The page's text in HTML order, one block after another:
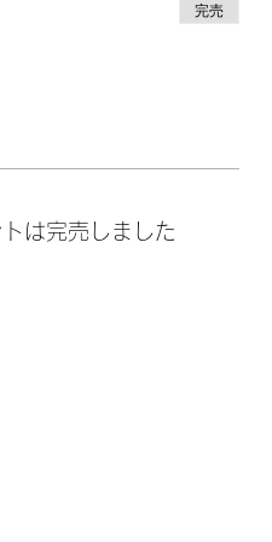
完売
は完売しました